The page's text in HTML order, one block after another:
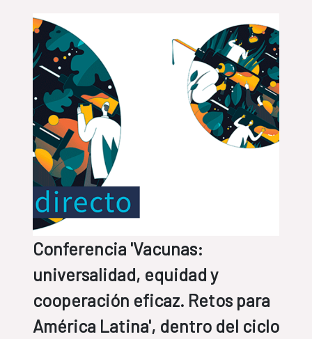
Conferencia 'Vacunas:
universalidad, equidad y
cooperación eficaz. Retos para
América Latina', dentro del ciclo